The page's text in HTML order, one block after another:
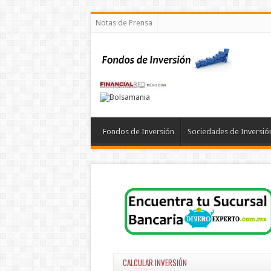
Notas de Prensa
Fondos de Inversión Sociedades de